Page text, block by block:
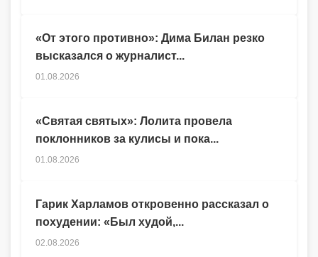
Гарик Харламов откровенно рассказал о
похудении: «Был худой,...
02.08.2026
«От этого противно»: Дима Билан резко
высказался о журналист...
01.08.2026
«Святая святых»: Лолита провела
поклонников за кулисы и пока...
01.08.2026